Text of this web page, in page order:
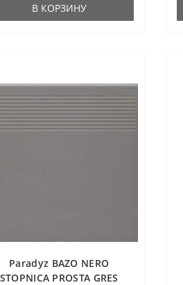
В КОРЗИНУ
Paradyz BAZO NERO
STOPNICA PROSTA GRES